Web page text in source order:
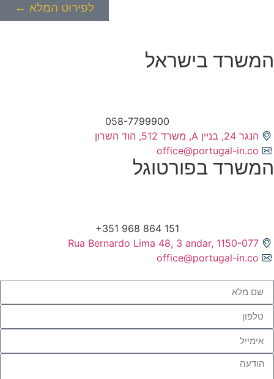
לפירוט המלא ←
המשרד בישראל
058-7799900
הנגר 24, בניין A, משרד 512, הוד השרון
office@portugal-in.co
המשרד בפורטוגל
Rua Bernardo Lima 48, 3 andar, 1150-077
office@portugal-in.co